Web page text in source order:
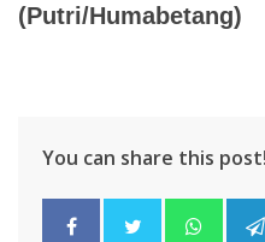
(Putri/Humabetang)
You can share this post!